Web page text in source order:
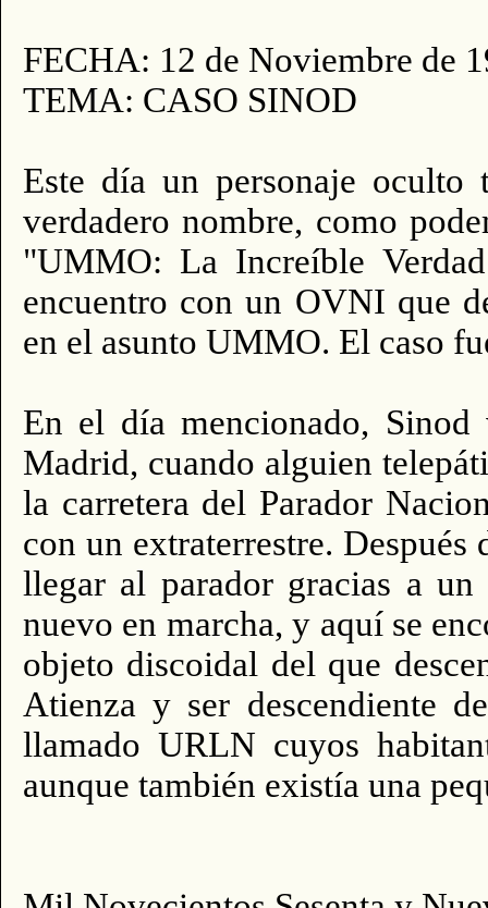
FECHA: 12 de Noviembre de
TEMA: CASO SINOD
Este día un personaje
verdadero nombre, como
"UMMO: La Increíble
encuentro con un OVNI que
en el asunto UMMO. El caso
En el día mencionado, Sinod
Madrid, cuando alguien
la carretera del Parador
con un extraterrestre. Después
llegar al parador gracias a
nuevo en marcha, y aquí se
objeto discoidal del que
Atienza y ser descendiente
llamado URLN cuyos
aunque también existía una